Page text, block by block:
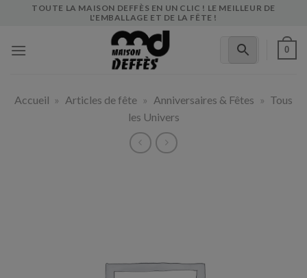
TOUTE LA MAISON DEFFÈS EN UN CLIC ! LE MEILLEUR DE
L'EMBALLAGE ET DE LA FÊTE !
0
Accueil » Articles de fête » Anniversaires & Fêtes » Tous
les Univers